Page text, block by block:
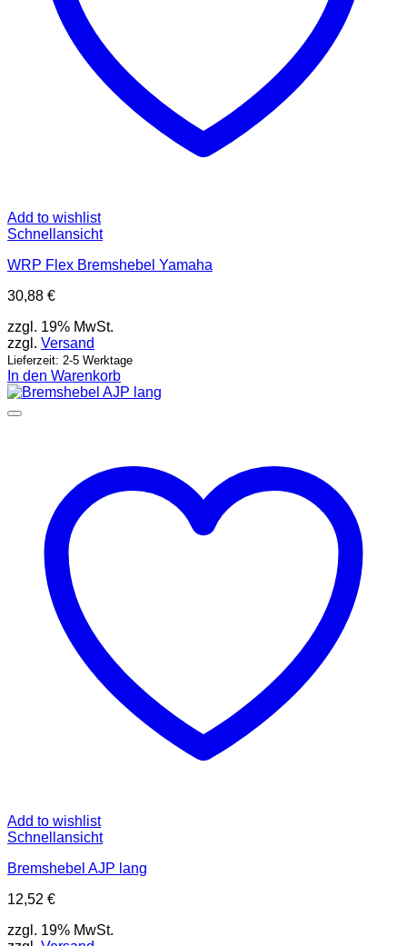
Add to wishlist
Schnellansicht
WRP Flex Bremshebel Yamaha
30,88 €
zzgl. 19% MwSt.
zzgl. Versand
Lieferzeit: 2-5 Werktage
In den Warenkorb
Add to wishlist
Schnellansicht
Bremshebel AJP lang
12,52 €
zzgl. 19% MwSt.